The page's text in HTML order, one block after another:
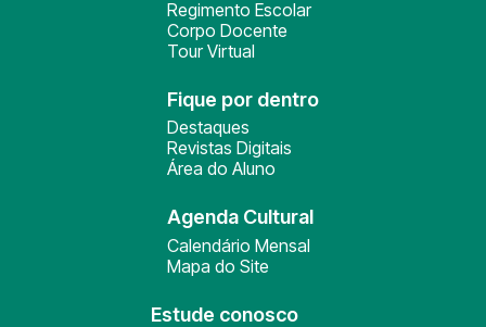
Regimento Escolar
Corpo Docente
Tour Virtual
Fique por dentro
Destaques
Revistas Digitais
Área do Aluno
Agenda Cultural
Calendário Mensal
Mapa do Site
Estude conosco